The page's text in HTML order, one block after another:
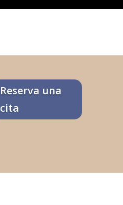
Reserva una
cita